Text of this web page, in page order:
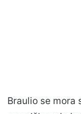
Braulio se mora